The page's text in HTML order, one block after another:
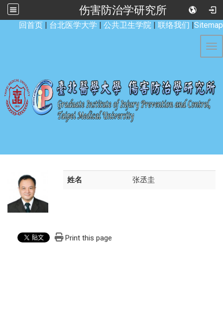
伤害防治学研究所
回首页 | 台北医学大学 | 公共卫生学院 | 联络我们 |Sitemap
姓名 张丞圭
Print this page